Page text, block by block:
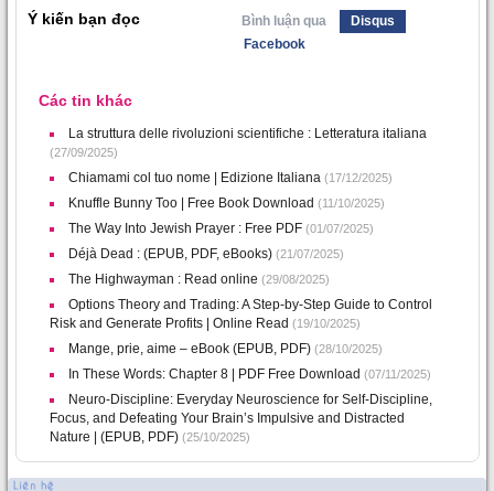
Ý kiến bạn đọc Bình luận qua
Disqus
Facebook
Các tin khác
La struttura delle rivoluzioni scientifiche : Letteratura italiana
(27/09/2025)
Chiamami col tuo nome | Edizione Italiana (17/12/2025)
Knuffle Bunny Too | Free Book Download (11/10/2025)
The Way Into Jewish Prayer : Free PDF (01/07/2025)
Déjà Dead : (EPUB, PDF, eBooks) (21/07/2025)
The Highwayman : Read online (29/08/2025)
Options Theory and Trading: A Step-by-Step Guide to Control
Risk and Generate Profits | Online Read (19/10/2025)
Mange, prie, aime – eBook (EPUB, PDF) (28/10/2025)
In These Words: Chapter 8 | PDF Free Download (07/11/2025)
Neuro-Discipline: Everyday Neuroscience for Self-Discipline,
Focus, and Defeating Your Brain’s Impulsive and Distracted
Nature | (EPUB, PDF) (25/10/2025)